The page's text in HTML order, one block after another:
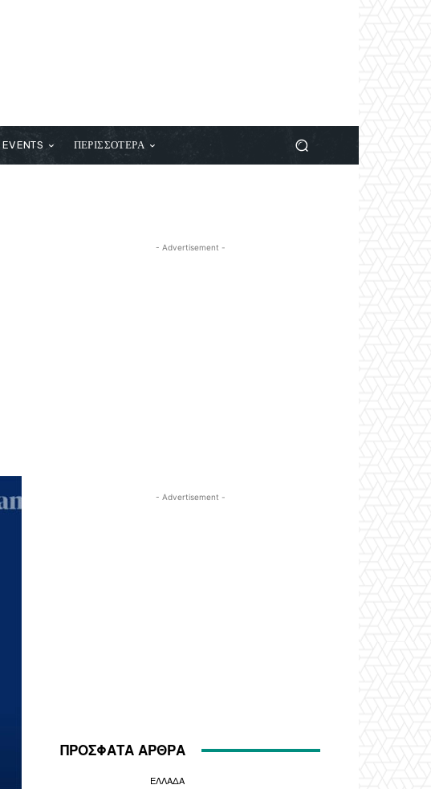
EVENTS ΠΕΡΙΣΣΟΤΕΡΑ
- Advertisement -
- Advertisement -
ΠΡΟΣΦΑΤΑ ΑΡΘΡΑ
ΕΛΛΑΔΑ